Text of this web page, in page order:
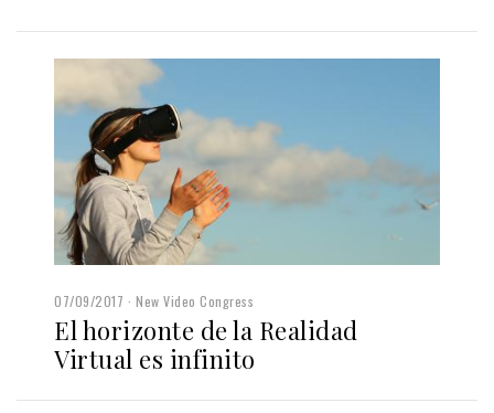
07/09/2017 New Video Congress
El horizonte de la Realidad
Virtual es infinito